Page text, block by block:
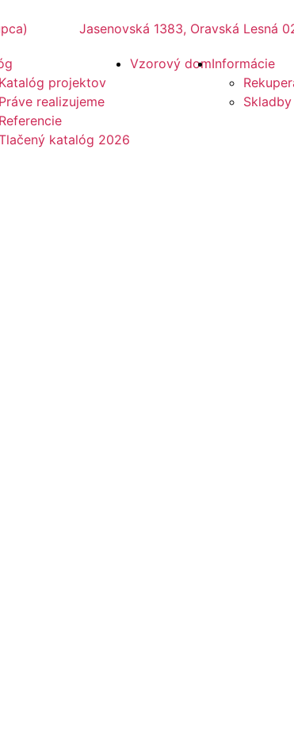
Jasenovská 1383, Oravská Lesná
Katalóg projektov
Práve realizujeme
Referencie
katalóg 2026
Vzorový domInformácie